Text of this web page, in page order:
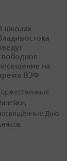
школах
на
ВЭФ
Дню